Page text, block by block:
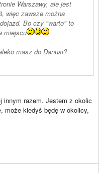
Warszawy, ale jest
więc zawsze można
Bo czy "warto" to
miejscu
masz do Danusi?
innym razem. Jestem z okolic
może kiedyś będę w okolicy,